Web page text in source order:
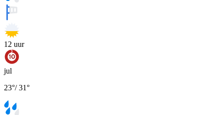
12 uur
jul
23°/31°